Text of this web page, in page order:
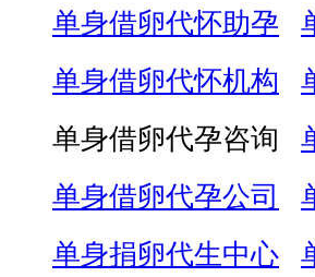
单身借卵代怀助孕
单身借卵代怀机构
单身借卵代孕咨询
单身借卵代孕公司
单身捐卵代生中心